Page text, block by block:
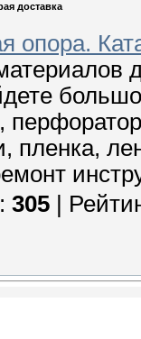
доставка
опора.
пленка,
: 305 |